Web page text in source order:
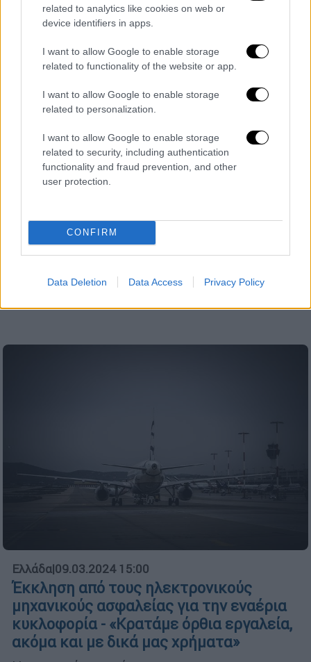
related to analytics like cookies on web or
device identifiers in apps.
I want to allow Google to enable storage
related to functionality of the website or app.
I want to allow Google to enable storage
related to personalization.
I want to allow Google to enable storage
related to security, including authentication
functionality and fraud prevention, and other
user protection.
CONFIRM
Data Deletion Data Access Privacy Policy
Τεχνολογία|20.07.2024 16:35
Ψηφιακό μπλακ άουτ: Δύσκολη η
επαναφορά των συστημάτων –
Παραμένει το χάος στις αερομεταφορές
επανεκκινήσεις των συστημάτων, ενώ
χρήστες ανέφεραν ότι χρειάστηκε να κάνουν
καταφέρουν να επαναφέρουν τους
Ελλάδα|09.03.2024 15:00
Έκκληση από τους ηλεκτρονικούς
μηχανικούς ασφαλείας για την εναέρια
κυκλοφορία - «Κρατάμε όρθια εργαλεία,
ακόμα και με δικά μας χρήματα»